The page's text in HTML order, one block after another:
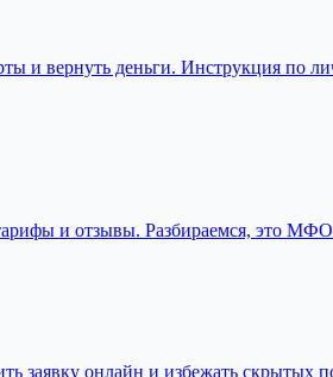
и вернуть деньги. Инструкция по
и отзывы. Разбираемся, это
заявку онлайн и избежать скрытых